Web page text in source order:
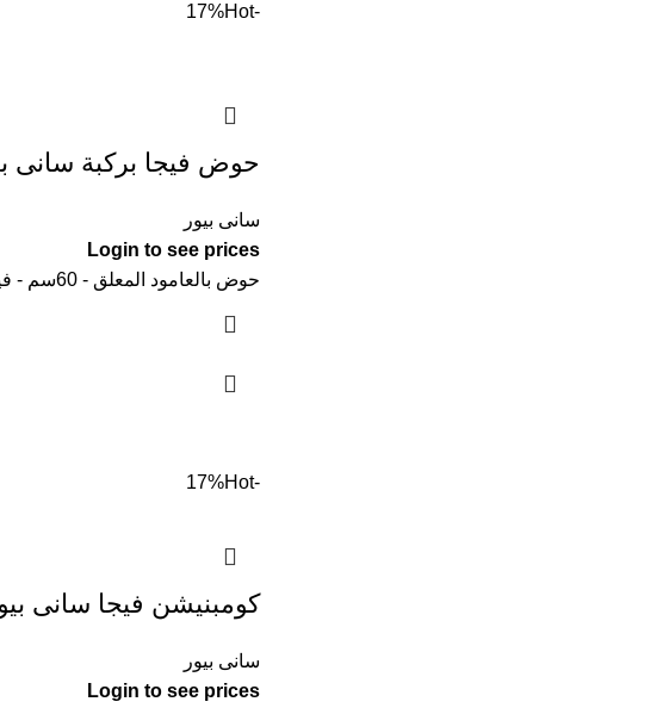
-17%
Hot
حوض فيجا بركبة سانى
سانى بيور
Login to see prices
حوض بالعامود المعلق - 60سم - فيجا سانى بيور
-17%
Hot
كومبنيشن فيجا سانى
سانى بيور
Login to see prices